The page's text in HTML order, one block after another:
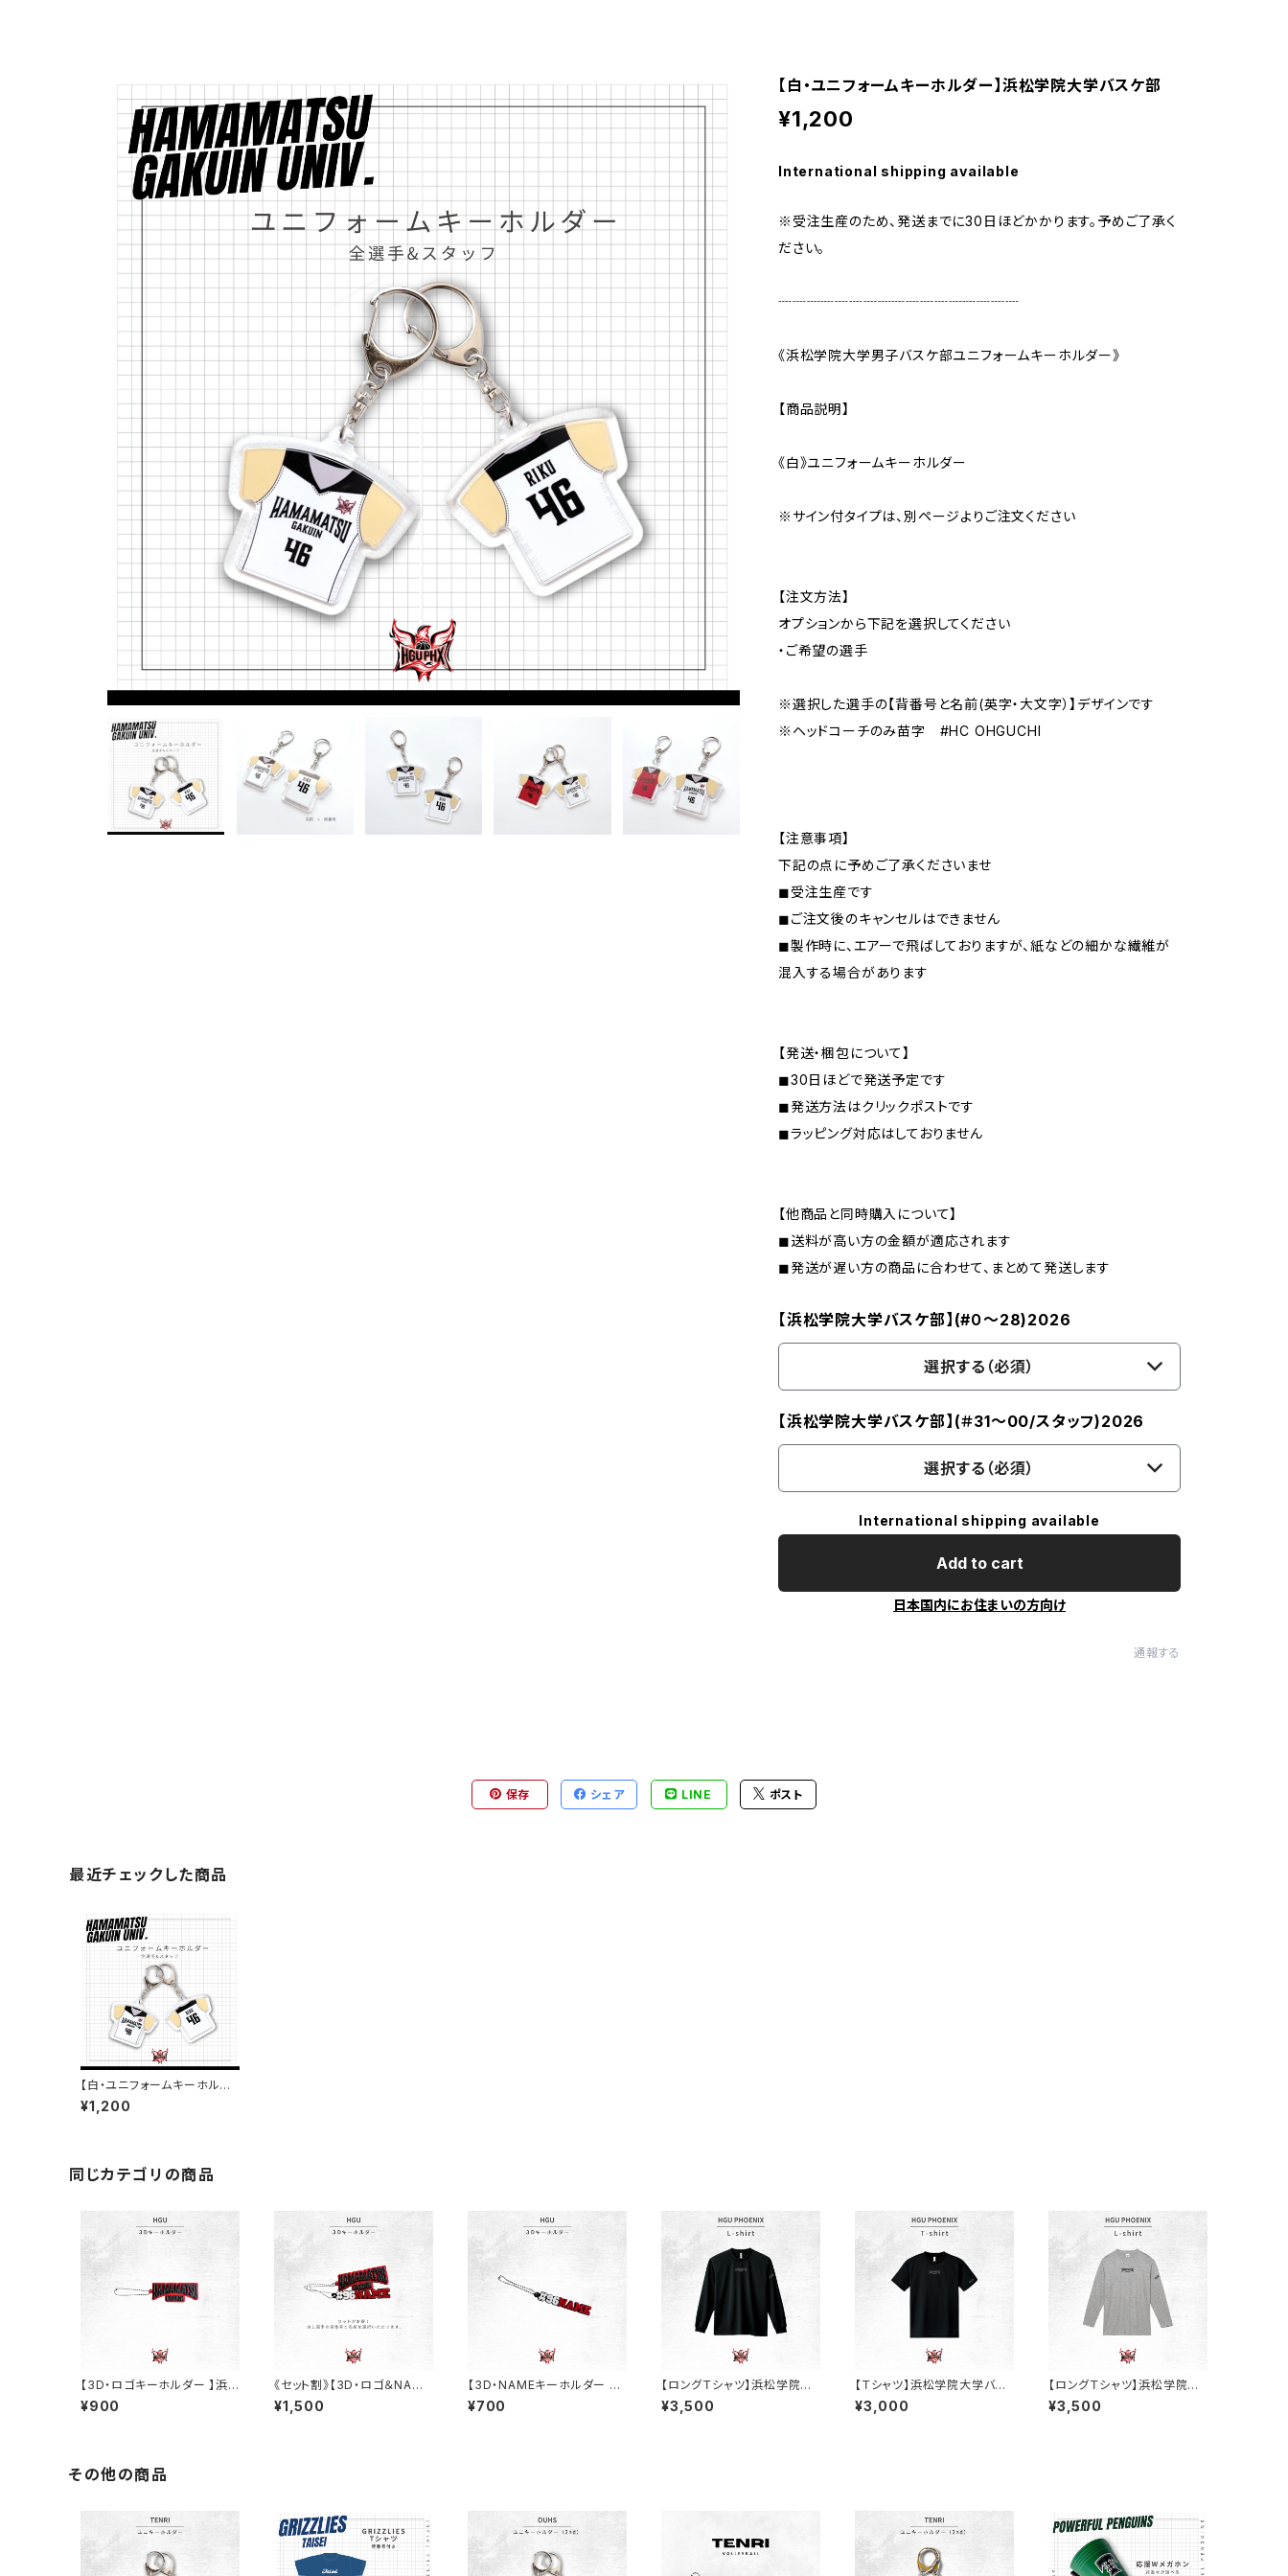
【白・ユニフォームキーホルダー】浜松学院大学バスケ部
¥1,200
International shipping available
※受注生産のため、発送までに30日ほどかかります。予めご了承く
ださい。
┈┈┈┈┈┈┈┈┈┈┈┈┈┈┈┈┈
《浜松学院大学男子バスケ部ユニフォームキーホルダー》
【商品説明】
《白》ユニフォームキーホルダー
※サイン付タイプは、別ページよりご注文ください
【注文方法】
オプションから下記を選択してください
・ご希望の選手
※選択した選手の【背番号と名前(英字・大文字）】デザインです
※ヘッドコーチのみ苗字 #HC OHGUCHI
【注意事項】
下記の点に予めご了承くださいませ
◼︎受注生産です
◼︎ご注文後のキャンセルはできません
◼︎製作時に、エアーで飛ばしておりますが、紙などの細かな繊維が
混入する場合があります
【発送・梱包について】
◼︎30日ほどで発送予定です
◼︎発送方法はクリックポストです
◼︎ラッピング対応はしておりません
【他商品と同時購入について】
◼︎送料が高い方の金額が適応されます
◼︎発送が遅い方の商品に合わせて、まとめて発送します
【浜松学院大学バスケ部】(#０～28)2026
選択する（必須）
【浜松学院大学バスケ部】(＃31～00/スタッフ)2026
選択する（必須）
International shipping available
Add to cart
日本国内にお住まいの方向け
通報する
保存 シェア LINE ポスト
最近チェックした商品
【白・ユニフォームキーホルダ
ー】浜松学院大学バスケ部
¥1,200
同じカテゴリの商品
【3D・ロゴキーホルダー 】浜
松学院大学バスケ部
¥900
《セット割》【3D・ロゴ＆NAME
キーホルダー 】浜松学院大学
バスケ部
¥1,500
【3D・NAMEキーホルダー 】
浜松学院大学バスケ部
¥700
【ロングＴシャツ】浜松学院大
学バスケ部/（ブラック/ドライ）
¥3,500
【Ｔシャツ】浜松学院大学バス
ケ部/（ブラック/ドライ）
¥3,000
【ロングＴシャツ】浜松学院大
学バスケ部/（グレー/綿）
¥3,500
その他の商品